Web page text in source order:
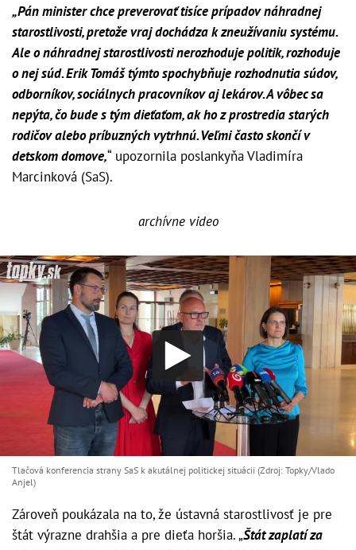
„Pán minister chce preverovať tisíce prípadov náhradnej
starostlivosti, pretože vraj dochádza k zneužívaniu systému.
Ale o náhradnej starostlivosti nerozhoduje politik, rozhoduje
o nej súd. Erik Tomáš týmto spochybňuje rozhodnutia súdov,
odborníkov, sociálnych pracovníkov aj lekárov. A vôbec sa
nepýta, čo bude s tým dieťaťom, ak ho z prostredia starých
rodičov alebo príbuzných vytrhnú. Veľmi často skončí v
detskom domove,“ upozornila poslankyňa Vladimíra
Marcinková (SaS).
archívne video
Tlačová konferencia strany SaS k akutálnej politickej situácii (Zdroj: Topky/Vlado
Anjel)
Zároveň poukázala na to, že ústavná starostlivosť je pre
štát výrazne drahšia a pre dieťa horšia. „Štát zaplatí za